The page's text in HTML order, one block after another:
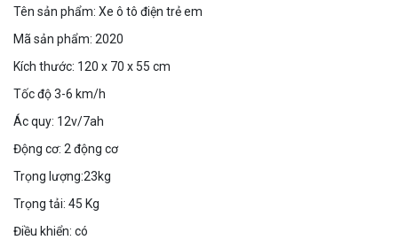
Tên sản phẩm: Xe ô tô điện trẻ em
Mã sản phẩm: 2020
Kích thước: 120 x 70 x 55 cm
Tốc độ 3-6 km/h
Ác quy: 12v/7ah
Động cơ: 2 động cơ
Trọng lượng:23kg
Trọng tải: 45 Kg
Điều khiển: có